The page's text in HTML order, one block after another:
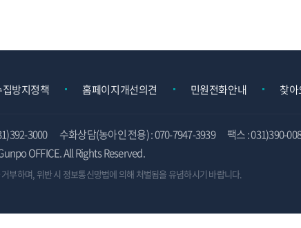
방지정책 홈페이지개선의견 민원전화안내 찾아
3000 수화상담(농아인 전용) : 070-7947-3939
팩스 : 031)390-
OFFICE. All Rights Reserved.
부하며, 위반 시 정보통신망법에 의해 처벌됨을 유념하시기 바랍니다.